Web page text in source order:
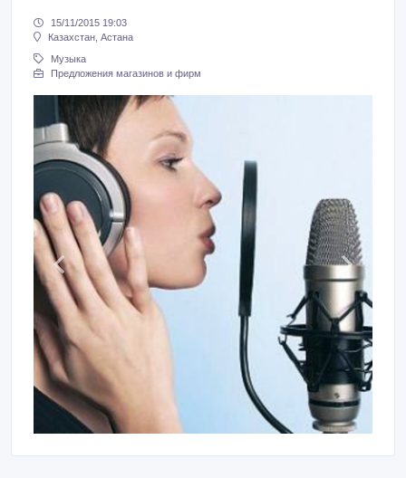
15/11/2015 19:03
Казахстан, Астана
Музыка
Предложения магазинов и фирм